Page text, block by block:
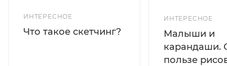
ИНТЕРЕСНОЕ
Что такое скетчинг?
ИНТЕРЕСНОЕ
Малыши и
карандаши.
пользе